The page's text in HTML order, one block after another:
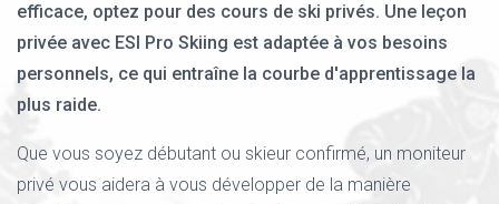
efficace, optez pour des cours de ski privés. Une leçon
privée avec ESI Pro Skiing est adaptée à vos besoins
personnels, ce qui entraîne la courbe d'apprentissage la
plus raide.
Que vous soyez débutant ou skieur confirmé, un moniteur
privé vous aidera à vous développer de la manière